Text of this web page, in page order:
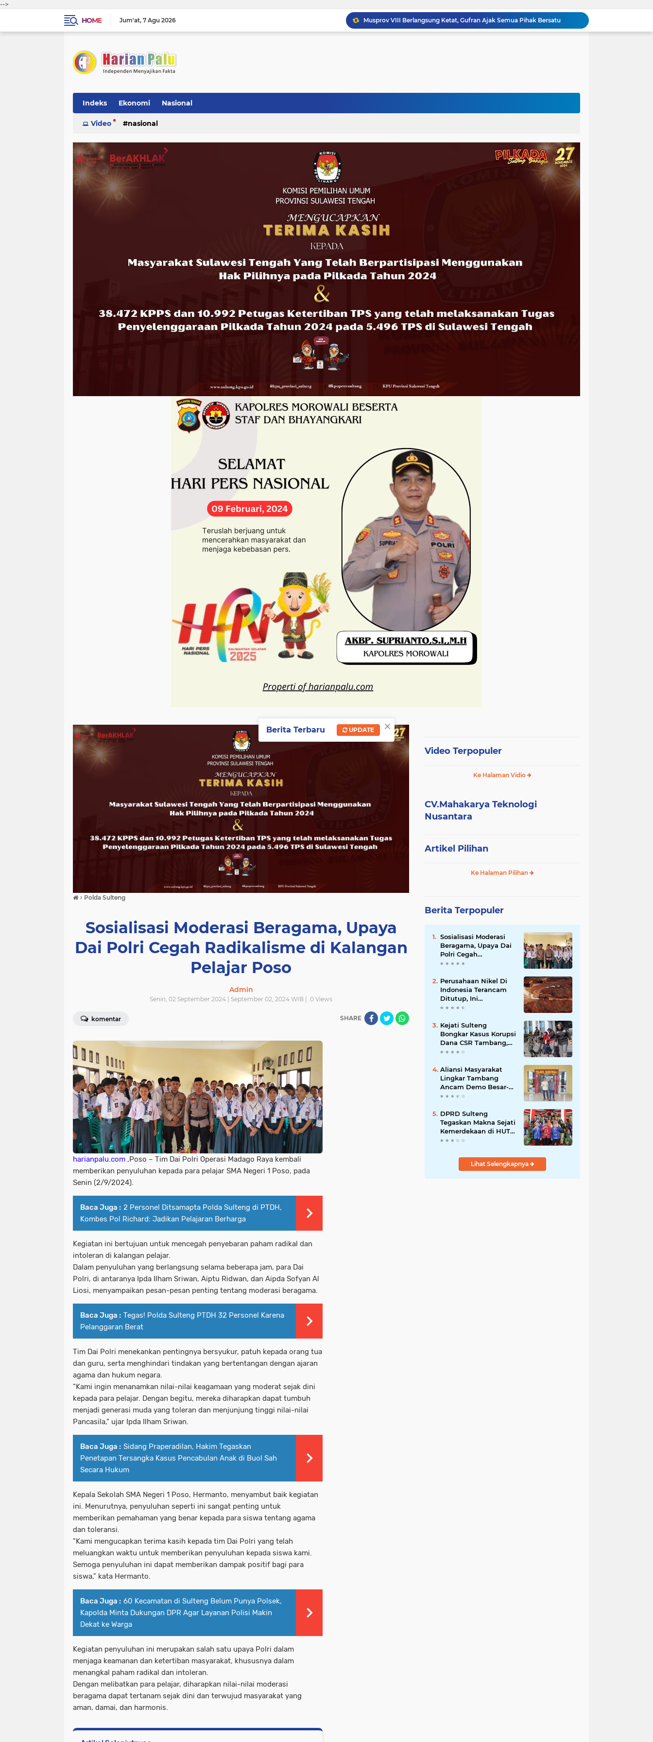
-->
HOME
Jum'at 7 Agu 2026
Musprov VIII Berlangsung Ketat, Gufran Ajak Semua Pihak Bersatu
Razia Gabungan di Lapas Parigi, 12 WBP Positif Narkoba dan 7 Handphone Disita
Kejati Sulteng Geledah Kantor UPP Kolonodale, Sita Dokumen dan Barang Bukti Elektronik Kasus Nikel PT. Cocoman
Indeks Ekonomi Nasional
Video nasional
› Polda Sulteng
Sosialisasi Moderasi Beragama, Upaya
Dai Polri Cegah Radikalisme di Kalangan
Pelajar Poso
Admin
Senin, 02 September 2024 | September 02, 2024 WIB | 0 Views
komentar SHARE
harianpalu.com ,Poso – Tim Dai Polri Operasi Madago Raya kembali
memberikan penyuluhan kepada para pelajar SMA Negeri 1 Poso, pada
Senin (2/9/2024).
Baca Juga : 2 Personel Ditsamapta Polda Sulteng di PTDH,
Kombes Pol Richard: Jadikan Pelajaran Berharga
Kegiatan ini bertujuan untuk mencegah penyebaran paham radikal dan
intoleran di kalangan pelajar.
Dalam penyuluhan yang berlangsung selama beberapa jam, para Dai
Polri, di antaranya Ipda Ilham Sriwan, Aiptu Ridwan, dan Aipda Sofyan Al
Liosi, menyampaikan pesan-pesan penting tentang moderasi beragama.
Baca Juga : Tegas! Polda Sulteng PTDH 32 Personel Karena
Pelanggaran Berat
Tim Dai Polri menekankan pentingnya bersyukur, patuh kepada orang tua
dan guru, serta menghindari tindakan yang bertentangan dengan ajaran
agama dan hukum negara.
"Kami ingin menanamkan nilai-nilai keagamaan yang moderat sejak dini
kepada para pelajar. Dengan begitu, mereka diharapkan dapat tumbuh
menjadi generasi muda yang toleran dan menjunjung tinggi nilai-nilai
Pancasila," ujar Ipda Ilham Sriwan.
Baca Juga : Sidang Praperadilan, Hakim Tegaskan
Penetapan Tersangka Kasus Pencabulan Anak di Buol Sah
Secara Hukum
Kepala Sekolah SMA Negeri 1 Poso, Hermanto, menyambut baik kegiatan
ini. Menurutnya, penyuluhan seperti ini sangat penting untuk
memberikan pemahaman yang benar kepada para siswa tentang agama
dan toleransi.
"Kami mengucapkan terima kasih kepada tim Dai Polri yang telah
meluangkan waktu untuk memberikan penyuluhan kepada siswa kami.
Semoga penyuluhan ini dapat memberikan dampak positif bagi para
siswa," kata Hermanto.
Baca Juga : 60 Kecamatan di Sulteng Belum Punya Polsek,
Kapolda Minta Dukungan DPR Agar Layanan Polisi Makin
Dekat ke Warga
Kegiatan penyuluhan ini merupakan salah satu upaya Polri dalam
menjaga keamanan dan ketertiban masyarakat, khususnya dalam
menangkal paham radikal dan intoleran.
Dengan melibatkan para pelajar, diharapkan nilai-nilai moderasi
beragama dapat tertanam sejak dini dan terwujud masyarakat yang
aman, damai, dan harmonis.
Video Terpopuler
Ke Halaman Vidio
CV.Mahakarya Teknologi
Nusantara
Artikel Pilihan
Ke Halaman Pilihan
Berita Terpopuler
Sosialisasi Moderasi
Beragama, Upaya Dai
Polri Cegah
Radikalisme di
Perusahaan Nikel Di
Indonesia Terancam
Ditutup, Ini
Pernyataan Luhut
Kejati Sulteng
Bongkar Kasus Korupsi
Dana CSR Tambang,
Sekdes Tamainusi Ikut
Aliansi Masyarakat
Lingkar Tambang
Ancam Demo Besar-
Besaran di PT Vale
DPRD Sulteng
Tegaskan Makna Sejati
Kemerdekaan di HUT
ke-80 RI
Lihat Selengkapnya
×
Berita Terbaru UPDATE